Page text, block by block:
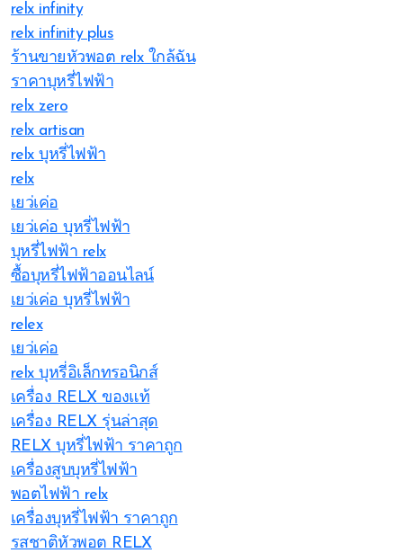
relx infinity
relx infinity plus
ร้านขายหัวพอต relx ใกล้ฉัน
ราคาบุหรี่ไฟฟ้า
relx zero
relx artisan
relx บุหรี่ไฟฟ้า
relx
เยว่เค่อ
เยว่เค่อ บุหรี่ไฟฟ้า
บุหรี่ไฟฟ้า relx
ซื้อบุหรี่ไฟฟ้าออนไลน์
เยว่เค่อ บุหรี่ไฟฟ้า
relex
เยว่เค่อ
relx บุหรี่อิเล็กทรอนิกส์
เครื่อง RELX ของแท้
เครื่อง RELX รุ่นล่าสุด
RELX บุหรี่ไฟฟ้า ราคาถูก
เครื่องสูบบุหรี่ไฟฟ้า
พอตไฟฟ้า relx
เครื่องบุหรี่ไฟฟ้า ราคาถูก
รสชาติหัวพอต RELX